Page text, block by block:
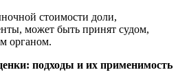
стоимости доли,
может быть принят судом,
органом.
подходы и их применимость